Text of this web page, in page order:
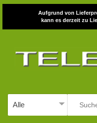
Aufgrund von
kann es derzeit zu